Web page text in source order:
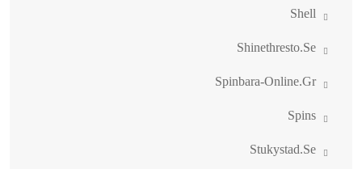
Shell
Shinethresto.se
Spinbara-Online.gr
Spins
Stukystad.se